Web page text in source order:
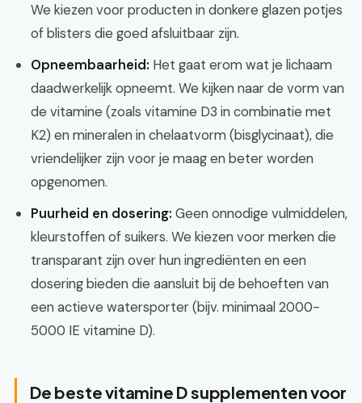
We kiezen voor producten in donkere glazen potjes
of blisters die goed afsluitbaar zijn.
Opneembaarheid: Het gaat erom wat je lichaam
daadwerkelijk opneemt. We kijken naar de vorm van
de vitamine (zoals vitamine D3 in combinatie met
K2) en mineralen in chelaatvorm (bisglycinaat), die
vriendelijker zijn voor je maag en beter worden
opgenomen.
Puurheid en dosering: Geen onnodige vulmiddelen,
kleurstoffen of suikers. We kiezen voor merken die
transparant zijn over hun ingrediënten en een
dosering bieden die aansluit bij de behoeften van
een actieve watersporter (bijv. minimaal 2000-
5000 IE vitamine D).
De beste vitamine D supplementen voor